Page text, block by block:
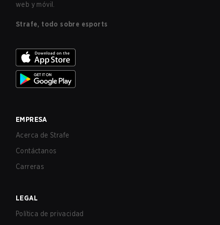
web y móvil.
Strafe, todo sobre esports
EMPRESA
Acerca de Strafe
Contáctanos
Carreras
LEGAL
Política de privacidad